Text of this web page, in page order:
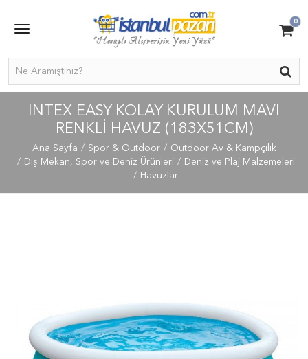
0
INTEX EASY KOLAY KURULUM MAVI
RENKLİ HAVUZ (183X51CM)
Ana Sayfa Spor & Outdoor
Outdoor Av & Kampçılık
Dış Mekan, Spor ve Deniz Ürünleri
Deniz ve Plaj Malzemeleri
Havuzlar